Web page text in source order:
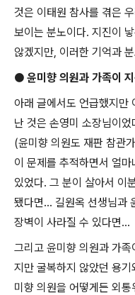
것은 이태원 참사를 겪은
보이는 분노이다. 지진이
않겠지만, 이러한 기억과
● 윤미향 의원과 가족이
아래 글에서도 언급했지만
난 것은 손영미 소장님이었
(윤미향 의원도 재판 참관
이 문제를 추적하면서 얼
있었다. 그 분이 살아서 이
됐다면... 길원옥 선생님과
장벽이 사라질 수 있다면...
그리고 윤미향 의원과 가족
지만 굴복하지 않았던 용
미향 의원을 어떻게든 외